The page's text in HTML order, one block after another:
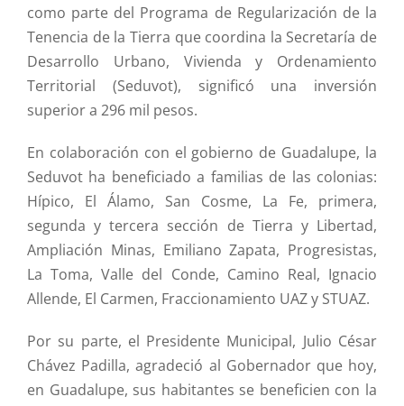
como parte del Programa de Regularización de la
Tenencia de la Tierra que coordina la Secretaría de
Desarrollo Urbano, Vivienda y Ordenamiento
Territorial (Seduvot), significó una inversión
superior a 296 mil pesos.
En colaboración con el gobierno de Guadalupe, la
Seduvot ha beneficiado a familias de las colonias:
Hípico, El Álamo, San Cosme, La Fe, primera,
segunda y tercera sección de Tierra y Libertad,
Ampliación Minas, Emiliano Zapata, Progresistas,
La Toma, Valle del Conde, Camino Real, Ignacio
Allende, El Carmen, Fraccionamiento UAZ y STUAZ.
Por su parte, el Presidente Municipal, Julio César
Chávez Padilla, agradeció al Gobernador que hoy,
en Guadalupe, sus habitantes se beneficien con la